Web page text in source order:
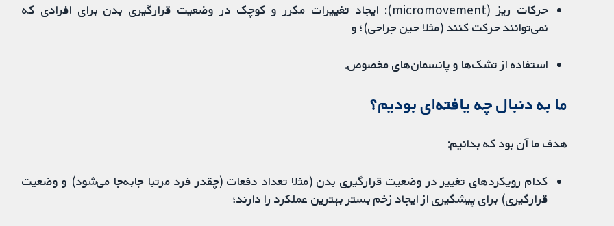
حرکات ریز (micromovement): ایجاد تغییرات مکرر و کوچک در وضعیت قرارگیری بدن برای افرادی که
نمی‌توانند حرکت کنند (مثلا حین جراحی)؛ و
استفاده از تشک‌ها و پانسمان‌های مخصوص.
ما به دنبال چه یافته‌ای بودیم؟
هدف ما آن بود که بدانیم:
کدام رویکردهای تغییر در وضعیت قرارگیری بدن (مثلا تعداد دفعات (چقدر فرد مرتبا جابه‌جا می‌شود) و وضعیت
قرارگیری) برای پیشگیری از ایجاد زخم بستر بهترین عملکرد را دارند؛